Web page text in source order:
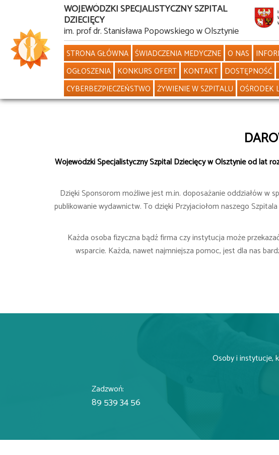
treści
WOJEWÓDZKI SPECJALISTYCZNY SZPITAL
DZIECIĘCY
im. prof dr. Stanisława Popowskiego w Olsztynie
STRONA GŁÓWNA ŚWIADCZENIA MEDYCZNE O NAS
OGŁOSZENIA KONKURS OFERT KONTAKT DOSTĘPNOŚĆ
CYBERBEZPIECZEŃSTWO ŻYWIENIE W SZPITALU OŚRODEK
Wojewódzki Specjalistyczny Szpital Dziecięcy w Olsztynie od lat
Dzięki Sponsorom możliwe jest m.in. doposażanie oddziałów w
publikowanie wydawnictw. To dzięki Przyjaciołom naszego
Każda osoba fizyczna bądź firma czy instytucja może
wsparcie. Każda, nawet najmniejsza pomoc, jest dla nas
Osoby i instytucje,
Zadzwoń:
89 539 34 56